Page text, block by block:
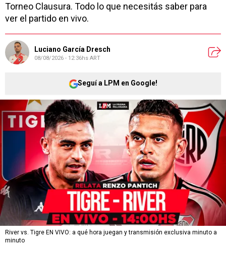
Torneo Clausura. Todo lo que necesitás saber para
ver el partido en vivo.
Luciano García Dresch
08/08/2026 - 12:36hs ART
Seguí a LPM en Google!
River vs. Tigre EN VIVO: a qué hora juegan y transmisión exclusiva minuto a
minuto